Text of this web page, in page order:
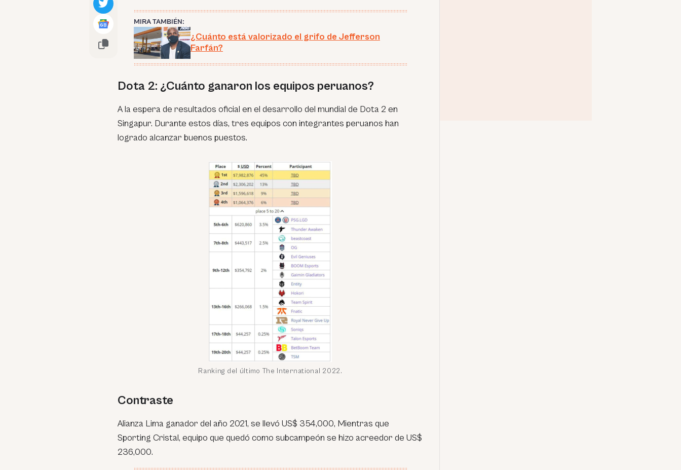
MIRA TAMBIÉN:
¿Cuánto está valorizado el grifo de Jefferson
Farfán?
Dota 2: ¿Cuánto ganaron los equipos peruanos?
A la espera de resultados oficial en el desarrollo del mundial de Dota 2 en
Singapur. Durante estos días, tres equipos con integrantes peruanos han
logrado alcanzar buenos puestos.
Ranking del último The International 2022.
Contraste
Alianza Lima ganador del año 2021, se llevó US$ 354,000, Mientras que
Sporting Cristal, equipo que quedó como subcampeón se hizo acreedor de US$
236,000.